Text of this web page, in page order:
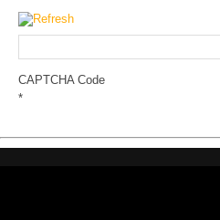
CAPTCHA Code
*